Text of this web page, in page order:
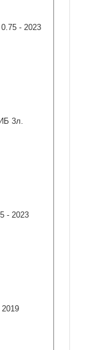
- 2023
3л.
- 2023